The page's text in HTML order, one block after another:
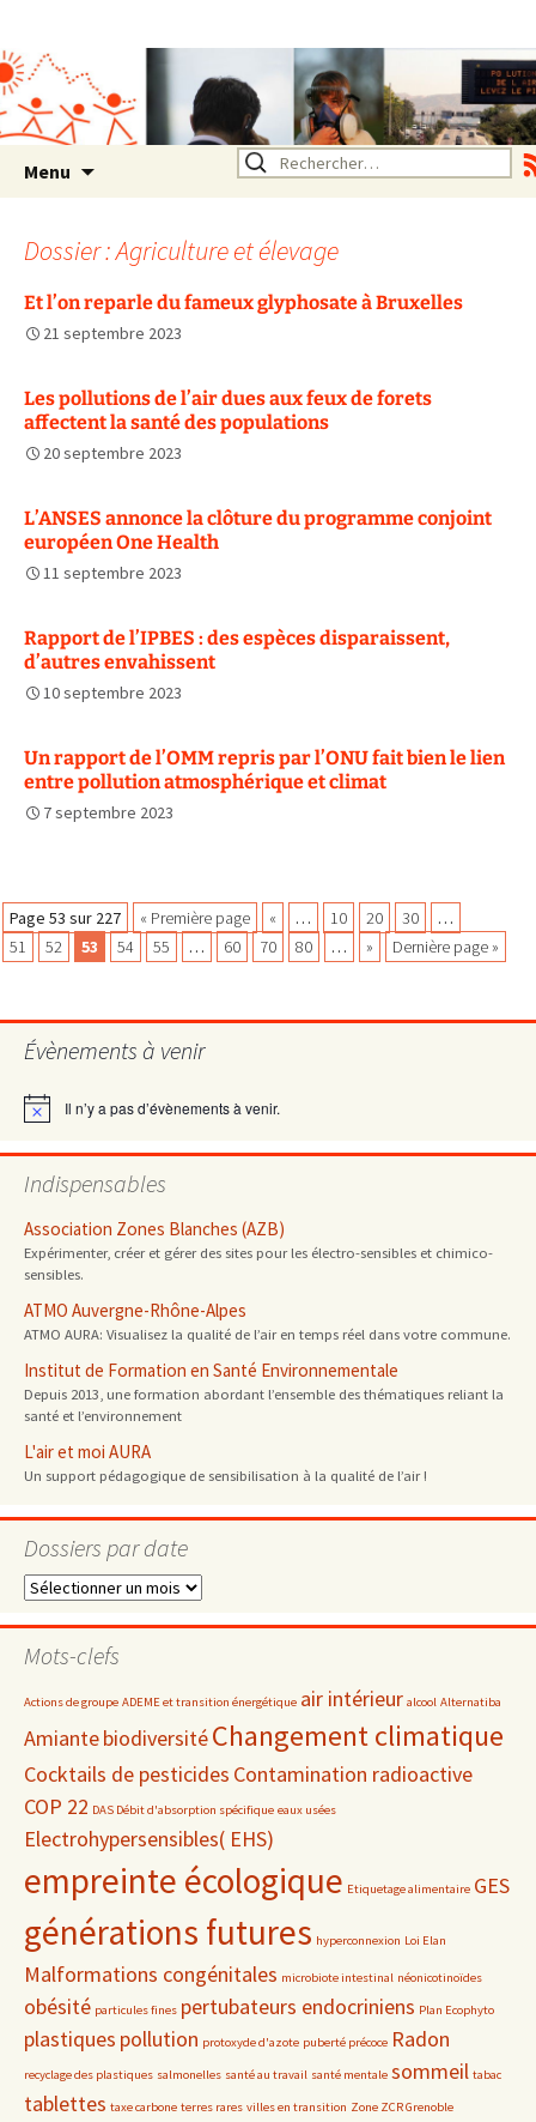
Rhône Alpes
Un environnement sain pour
la santé de tous
Menu Rechercher :
Dossier : Agriculture et élevage
Et l’on reparle du fameux glyphosate à Bruxelles
21 septembre 2023
Les pollutions de l’air dues aux feux de forets
affectent la santé des populations
20 septembre 2023
L’ANSES annonce la clôture du programme conjoint
européen One Health
11 septembre 2023
Rapport de l’IPBES : des espèces disparaissent,
d’autres envahissent
10 septembre 2023
Un rapport de l’OMM repris par l’ONU fait bien le lien
entre pollution atmosphérique et climat
7 septembre 2023
Navigation
des
articles
Page 53 sur 227 « Première page « … 10 20 30
…
51
52 53 54 55 … 60 70 80 … » Dernière page »
Évènements à venir
Notice Il n’y a pas d’évènements à venir.
Indispensables
Association Zones Blanches (AZB)
Expérimenter, créer et gérer des sites pour les électro-sensibles et chimico-
sensibles.
ATMO Auvergne-Rhône-Alpes
ATMO AURA: Visualisez la qualité de l’air en temps réel dans votre commune.
Institut de Formation en Santé Environnementale
Depuis 2013, une formation abordant l’ensemble des thématiques reliant la
santé et l’environnement
L'air et moi AURA
Un support pédagogique de sensibilisation à la qualité de l’air !
Dossiers par date
Dossiers
date
Mots-clefs
Actions de groupe ADEME et transition énergétique air intérieur alcool Alternatiba
AmiantebiodiversitéChangement climatique
Cocktails de pesticides Contamination radioactive
COP 22 DAS Débit d'absorption spécifique eaux usées
Electrohypersensibles( EHS)
empreinte écologique Etiquetage alimentaire GES
générations futures hyperconnexion Loi Elan
Malformations congénitales microbiote intestinal néonicotinoïdes
obésité particules fines pertubateurs endocriniens Plan Ecophyto
plastiques pollution protoxyde d'azote puberté précoce Radon
recyclage des plastiques salmonelles santé au travail santé mentale sommeil tabac
tablettes taxe carbone terres rares villes en transition Zone ZCR Grenoble